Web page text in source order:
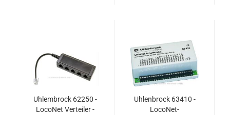
Uhlembrock 62250 -
LocoNet Verteiler -
Uhlenbrock 63410 -
LocoNet-